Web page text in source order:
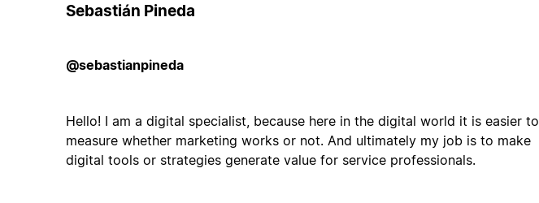
Sebastián Pineda
@sebastianpineda
Hello! I am a digital specialist, because here in the digital world it is easier to
measure whether marketing works or not. And ultimately my job is to make
digital tools or strategies generate value for service professionals.